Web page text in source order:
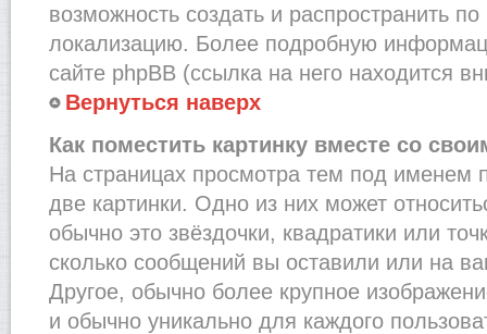
возможность создать и распространить
локализацию. Более подробную
сайте phpBB (ссылка на него находится
Вернуться наверх
Как поместить картинку вместе со
На страницах просмотра тем под именем
две картинки. Одно из них может
обычно это звёздочки, квадратики или
сколько сообщений вы оставили или на
Другое, обычно более крупное
и обычно уникально для каждого